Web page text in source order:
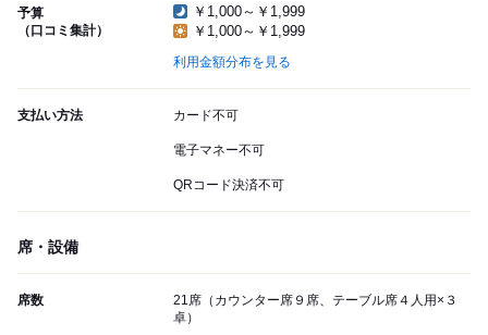
予算
（口コミ集計）
￥1,000～￥1,999
￥1,000～￥1,999
利用金額分布を見る
支払い方法 カード不可
電子マネー不可
QRコード決済不可
席・設備
席数
21席（カウンター席９席、テーブル席４人用×３
卓）